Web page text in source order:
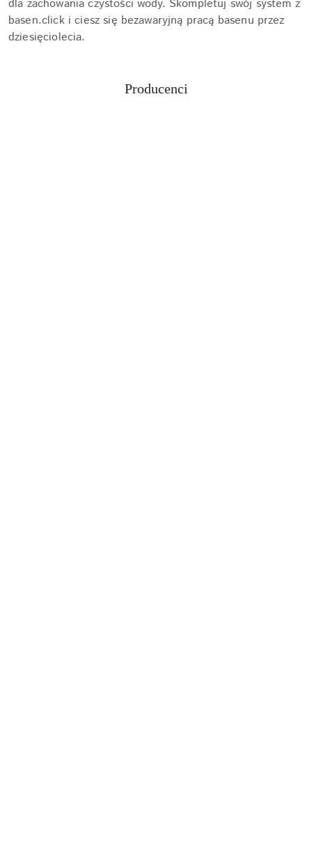
dla zachowania czystości wody. Skompletuj swój system z
basen.click i ciesz się bezawaryjną pracą basenu przez
dziesięciolecia.
Pomiń karuzelę producentów
Producenci